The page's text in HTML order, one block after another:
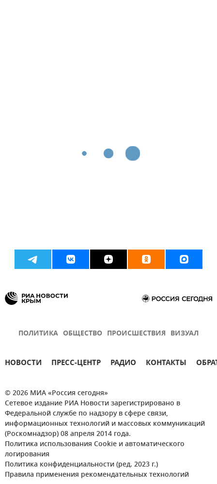
ПОЛИТИКА ОБЩЕСТВО ПРОИСШЕСТВИЯ ВИЗУАЛ
НОВОСТИ ПРЕСС-ЦЕНТР РАДИО КОНТАКТЫ
© 2026 МИА «Россия сегодня»
Сетевое издание РИА Новости зарегистрировано в
Федеральной службе по надзору в сфере связи,
информационных технологий и массовых коммуникаций
(Роскомнадзор) 08 апреля 2014 года.
Политика использования Cookie и автоматического
логирования
Политика конфиденциальности (ред. 2023 г.)
Правила применения рекомендательных технологий